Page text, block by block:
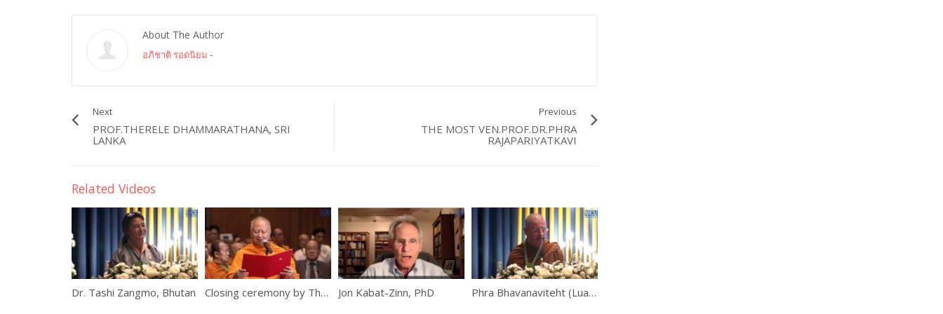
About The Author
อภิชาติ รอดนิยม -
Next
PROF.THERELE DHAMMARATHANA, SRI
LANKA
Previous
THE MOST VEN.PROF.DR.PHRA
RAJAPARIYATKAVI
Related Videos
Dr. Tashi Zangmo, Bhutan Closing ceremony by The Most Ven. Prof. Dr. Phra Brahmapundit Jon Kabat-Zinn, PhD Phra Bhavanaviteht (Luangpor Khammadhammo)